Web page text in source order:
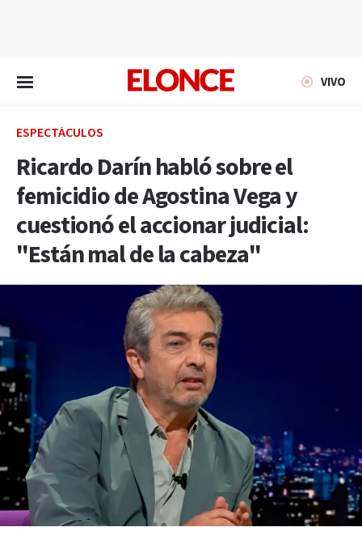
VIVO
ESPECTÁCULOS
Ricardo Darín habló sobre el
femicidio de Agostina Vega y
cuestionó el accionar judicial:
"Están mal de la cabeza"